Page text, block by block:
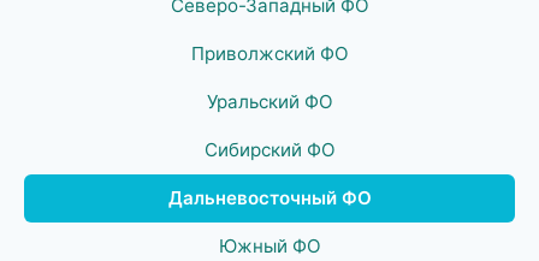
Северо-Западный ФО
Приволжский ФО
Уральский ФО
Сибирский ФО
Дальневосточный ФО
Южный ФО